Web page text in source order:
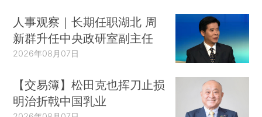
人事观察｜长期任职湖北 周
新群升任中央政研室副主任
2026年08月07日
【交易簿】松田克也挥刀止损
明治折戟中国乳业